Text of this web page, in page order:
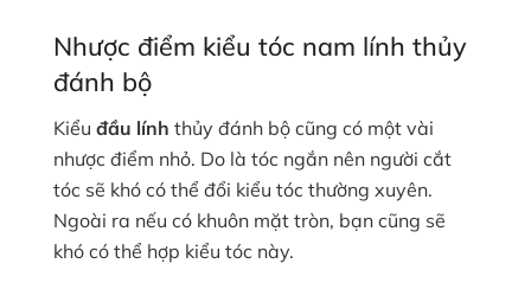
Nhược điểm kiểu tóc nam lính thủy
đánh bộ
Kiểu đầu lính thủy đánh bộ cũng có một vài
nhược điểm nhỏ. Do là tóc ngắn nên người cắt
tóc sẽ khó có thể đổi kiểu tóc thường xuyên.
Ngoài ra nếu có khuôn mặt tròn, bạn cũng sẽ
khó có thể hợp kiểu tóc này.